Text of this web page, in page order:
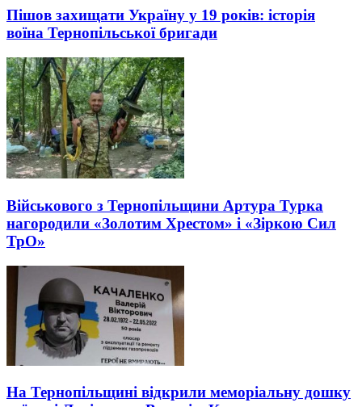
Пішов захищати Україну у 19 років: історія
воїна Тернопільської бригади
Військового з Тернопільщини Артура Турка
нагородили «Золотим Хрестом» і «Зіркою Сил
ТрО»
На Тернопільщині відкрили меморіальну дошку